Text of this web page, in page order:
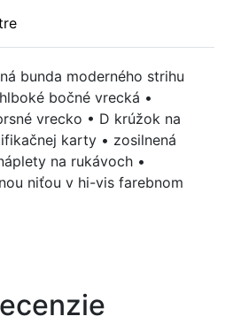
bunda moderného strihu
bočné vrecká •
vrecko • D krúžok na
karty • zosilnená
na rukávoch •
niťou v hi-vis farebnom